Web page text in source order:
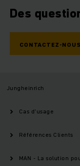
Des
CONTACTEZ-NOUS
Jungheinrich
Cas d'usage
Références Clients
MAN - La solution